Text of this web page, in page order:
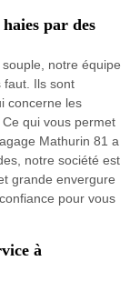
par des
notre équipe
faut. Ils sont
concerne les
qui vous permet
Mathurin 81 a
notre société est
grande envergure
pour vous
à